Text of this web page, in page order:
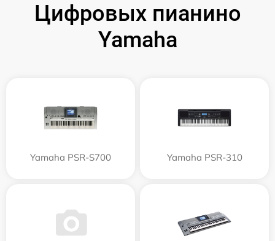
Цифровых пианино
Yamaha
Yamaha PSR-S700 Yamaha PSR-310